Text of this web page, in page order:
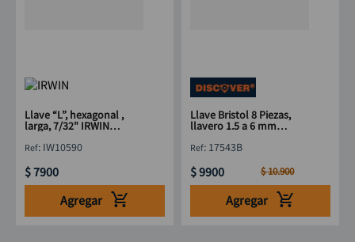
Llave “L”, hexagonal ,
larga, 7/32" IRWIN
: IW10590
$7900
Agregar
Llave Bristol 8 Piezas,
llavero 1.5 a 6 mm
: 17543B
$9900 $10.900
Agregar